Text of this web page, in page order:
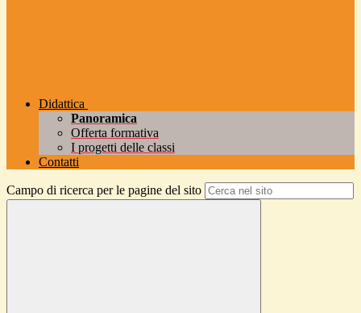
Didattica
Panoramica
Offerta formativa
I progetti delle classi
Contatti
Campo di ricerca per le pagine del sito